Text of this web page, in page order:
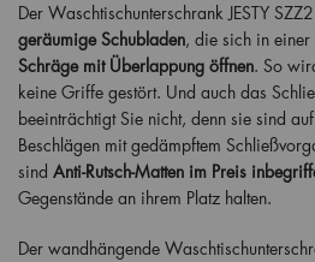
Der Waschtischunterschrank JESTY
geräumige Schubladen, die sich in einer
Schräge mit Überlappung öffnen. So
keine Griffe gestört. Und auch das
beeinträchtigt Sie nicht, denn sie sind
Beschlägen mit gedämpftem
sind Anti-Rutsch-Matten im Preis
Gegenstände an ihrem Platz halten.
Der wandhängende